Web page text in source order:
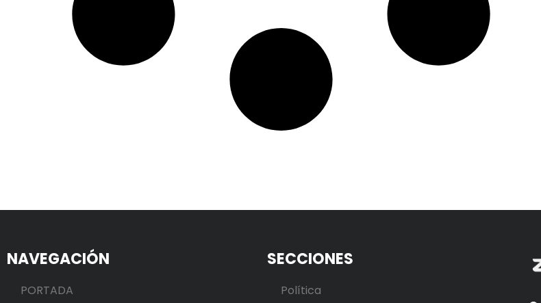
NAVEGACIÓN
PORTADA
SECCIONES
Política